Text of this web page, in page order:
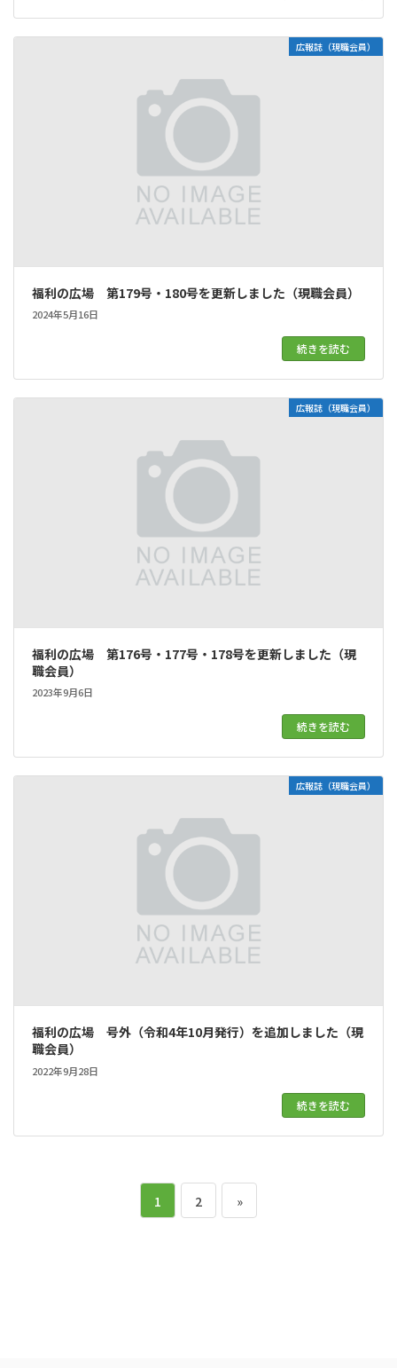
広報誌（現職会員）
福利の広場 第179号・180号を更新しました（現職会員）
2024年5月16日
続きを読む
広報誌（現職会員）
福利の広場 第176号・177号・178号を更新しました（現
職会員）
2023年9月6日
続きを読む
広報誌（現職会員）
福利の広場 号外（令和4年10月発行）を追加しました（現
職会員）
2022年9月28日
続きを読む
ペ1
ペ
2 »